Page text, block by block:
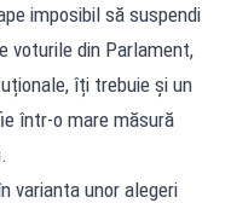
imposibil să suspendi
voturile din Parlament,
îți trebuie și un
într-o mare măsură
varianta unor alegeri